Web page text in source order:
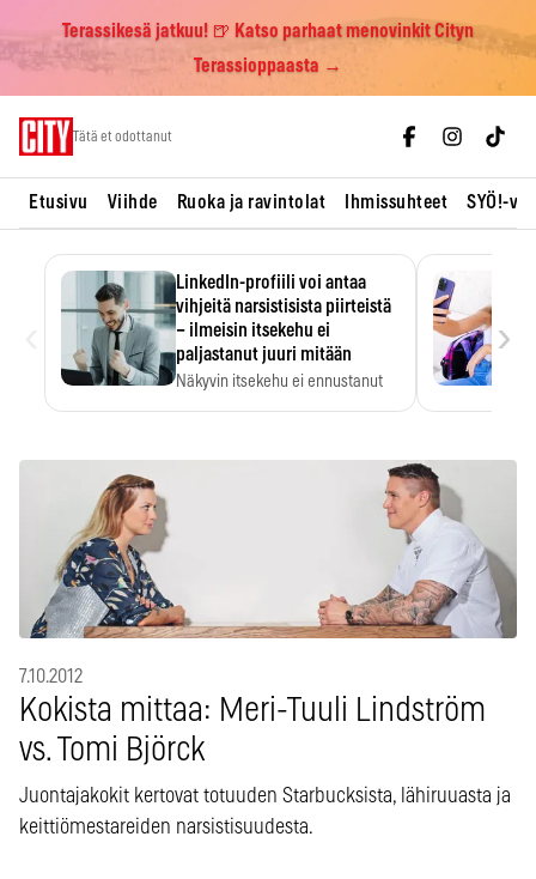
Terassikesä jatkuu! 🍺 Katso parhaat menovinkit Cityn
Terassioppaasta →
Tätä et odottanut
Etusivu Viihde Ruoka ja ravintolat Ihmissuhteet SYÖ!-
LinkedIn-profiili voi antaa
vihjeitä narsistisista piirteistä
– ilmeisin itsekehu ei
paljastanut juuri mitään
Näkyvin itsekehu ei ennustanut
›
7.10.2012
Kokista mittaa: Meri-Tuuli Lindström
vs. Tomi Björck
Juontajakokit kertovat totuuden Starbucksista, lähiruuasta ja
keittiömestareiden narsistisuudesta.